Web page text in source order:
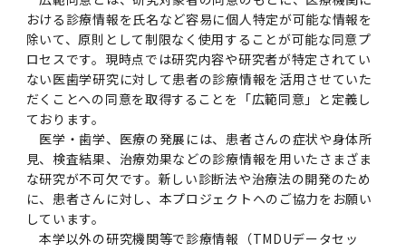
第3回『知と癒しの匠の創造者たち』
（第３期中期目標期間中）年度計画・年度評価
等について
「複合領域コース」の履修者に係る「編入学」
及び「複数学士号」に関する実施細目
東京医科歯科大学規則集
その他の情報公開
研究不正の防止
会計監査人候補者の決定について
教育等の情報
東京医科歯科大学ダイバーシティ＆インクルー
ジョン推進宣言／基本方針／アクション・プラ
ン
女性活躍推進法による一般事業主行動計画
次世代育成支援対策推進法による一般事業主行
動計画
わくわく保育園（学内保育施設）
障がいのある学生のサポートについて
研究テーマ検索システム
学生保険制度について
卒業後の進路データ
サークル紹介
大学祭
留学について
入試説明会
キャンパス見学 ※現在は受け付けておりませ
ん
ILA国府台 公開講座等のお知らせ
キャンパス紹介
入学料・授業料の免除・徴収猶予について
お問い合わせ
学対象）の募集について
Call for Applications to Science Tokyo
SPRING（MD）Program for the 2024
Academic Year by Eligible Students
(*Autumn admission)
令和６年度（２０２４年度）総合知と癒しの次
世代フロントランナー育成プログラム（医歯学
系）「Science Tokyo SPRING (医歯学系)」
た。
高等教育の修学支援制度
優秀賞募集について
ピアサポーター
証明書関係
証明書関係トップ
教養部在学生
医学部在学生
障がいのある学生サポート
障がいのある学生サポートトップ
修学上の支援について
文部科学省からのお知らせ
令和７年度（２０２５年度）新入生向けPC購
入推奨仕様書
学校推薦・求人情報について
学内就職支援イベント
学外就職支援イベント
インターンシップ
就職支援サイトリンク集
卒業後の進路及び卒業者数
学生・女性支援センター
わくわく保育園
フィットネスルーム・売店
国立美術館キャンパスメンバーズ
台風等の自然災害や交通機関運休による休講措
置（湯島地区）Class Cancellation Measures
due to Natural Disasters, such as
Typhoons, and Transportation
Cancellation (for the Yushima area)
新入学の大学院生へ To New Graduate
Students
分野構成
医歯学総合研究科博士課程医歯学系専攻履修要
項（シラバス）
博士課程 生命理工医療科学専攻トップ
概要
分野構成
医歯学総合研究科博士課程生命理工学系専攻履
修要項（シラバス）
履修要項（大学院シラバス）
年報
年報トップ
2024年（25.7MB）
統合教育機構学務企画課
セミナー・特別講義
統合教育機構学務企画課
設置計画履行状況報告書
年報
年報トップ
2024年（PDF：5.4MB）
大学病院トップ
医科（医系診療部門）
歯科（歯系診療部門）
スポーツサイエンス機構
M&Dデータ科学センター
統合教育機構
統合教育機構トップ
医学・歯学分野における数理・データサイエン
ス・AI教育開発事業
統合研究機構・統合イノベーション機構
統合研究機構・統合イノベーション機構トップ
オープンイノベーションセンター
ES細胞/iPS細胞を使用する実験(学内専用)
各種委員会関係(学内専用)
特定認定再生医療等委員会
臨床研究法における臨床研究の利益相反管理に
ついて
特定認定再生医療等委員会
ヒトES細胞倫理審査委員会
利益相反に関する説明会資料(ダウンロード)(学
内専用)
おける診療情報を氏名など容易に個人特定が可能な情報を
除いて、原則として制限なく使用することが可能な同意プ
ロセスです。現時点では研究内容や研究者が特定されてい
ない医歯学研究に対して患者の診療情報を活用させていた
だくことへの同意を取得することを「広範同意」と定義し
ております。
医学・歯学、医療の発展には、患者さんの症状や身体所
見、検査結果、治療効果などの診療情報を用いたさまざま
な研究が不可欠です。新しい診断法や治療法の開発のため
に、患者さんに対し、本プロジェクトへのご協力をお願い
しています。
本学以外の研究機関等で診療情報（TMDUデータセッ